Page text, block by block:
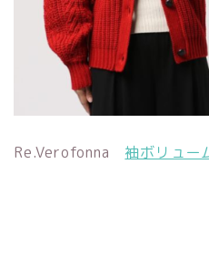
Re.Verofonna 袖ボリュー